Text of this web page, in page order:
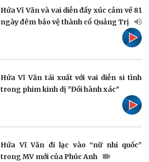
Việt Nam
Phân tích
Tư vấn
Hứa Vĩ Văn và vai diễn đầy xúc cảm về 81
ngày đêm bảo vệ thành cổ Quảng Trị
Hứa Vĩ Văn tái xuất với vai diễn si tình
trong phim kinh dị "Đồi hành xác"
Hứa Vĩ Văn đi lạc vào “nữ nhi quốc”
trong MV mới của Phúc Anh